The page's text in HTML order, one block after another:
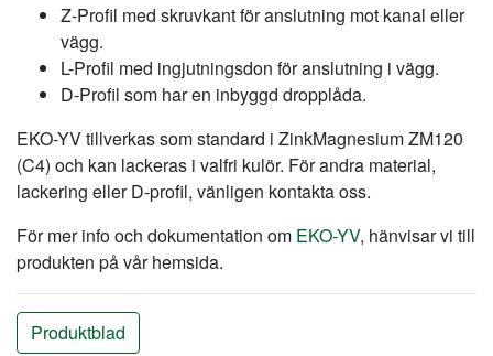
Z-Profil med skruvkant för anslutning mot kanal eller
vägg.
L-Profil med ingjutningsdon för anslutning i vägg.
D-Profil som har en inbyggd dropplåda.
EKO-YV tillverkas som standard i ZinkMagnesium ZM120
(C4) och kan lackeras i valfri kulör. För andra material,
lackering eller D-profil, vänligen kontakta oss.
För mer info och dokumentation om EKO-YV, hänvisar vi till
produkten på vår hemsida.
Produktblad